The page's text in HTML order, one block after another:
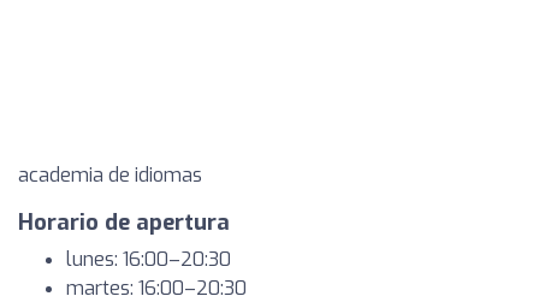
academia de idiomas
Horario de apertura
lunes: 16:00–20:30
martes: 16:00–20:30